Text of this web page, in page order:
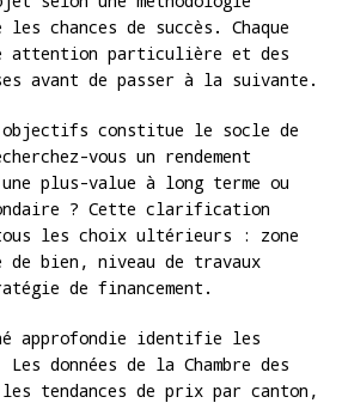
chances de succès. Chaque
attention particulière et des
avant de passer à la suivante.
constitue le socle de
vous un rendement
plus-value à long terme ou
? Cette clarification
les choix ultérieurs : zone
de bien, niveau de travaux
de financement.
approfondie identifie les
données de la Chambre des
tendances de prix par canton,